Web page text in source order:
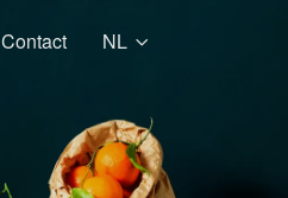
Contact NL